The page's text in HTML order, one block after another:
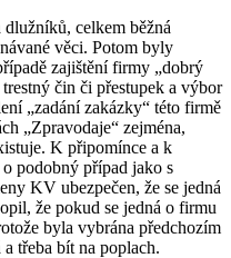
celkem běžná
věci. Potom byly
zajištění firmy „dobrý
čin či přestupek a výbor
„zadání zakázky“ této firmě
„Zpravodaje“ zejména,
K připomínce a k
podobný případ jako s
KV ubezpečen, že se jedná
že pokud se jedná o firmu
byla vybrána předchozím
třeba bít na poplach.